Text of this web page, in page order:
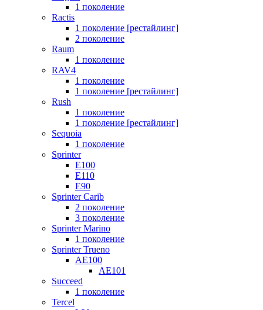
1 поколение
Ractis
1 поколение [рестайлинг]
2 поколение
Raum
1 поколение
RAV4
1 поколение
1 поколение [рестайлинг]
Rush
1 поколение
1 поколение [рестайлинг]
Sequoia
1 поколение
Sprinter
E100
E110
E90
Sprinter Carib
2 поколение
3 поколение
Sprinter Marino
1 поколение
Sprinter Trueno
AE100
AE101
Succeed
1 поколение
Tercel